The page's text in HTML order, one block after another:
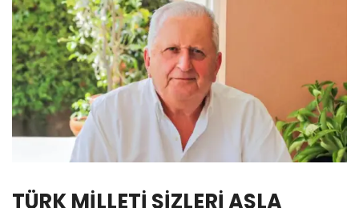
TÜRK MİLLETİ SİZLERİ ASLA